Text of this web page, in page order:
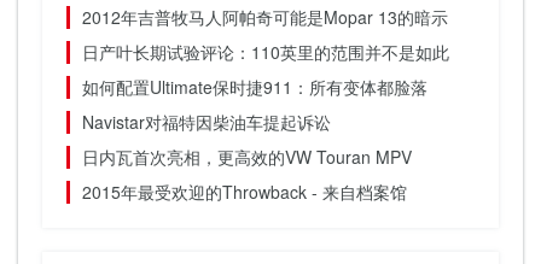
2012年吉普牧马人阿帕奇可能是Mopar 13的暗示
日产叶长期试验评论：110英里的范围并不是如此
如何配置Ultimate保时捷911：所有变体都脸落
Navistar对福特因柴油车提起诉讼
日内瓦首次亮相，更高效的VW Touran MPV
2015年最受欢迎的Throwback - 来自档案馆